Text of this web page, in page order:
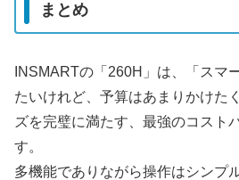
まとめ
INSMARTの「260H」は、「スマ
たいけれど、予算はあまりかけた
ズを完璧に満たす、最強のコスト
す。
多機能でありながら操作はシンプ